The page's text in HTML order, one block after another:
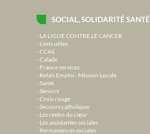
SOCIAL, SOLIDARITÉ SANTÉ
LA LIGUE CONTRE LE CANCER
Liens utiles
CCAS
Calade
France services
Relais Emploi - Mission Locale
Santé
Séniors
Croix rouge
Secours catholique
Les restos du cœur
Les assistantes sociales
Permanences sociales